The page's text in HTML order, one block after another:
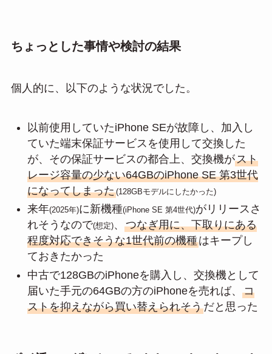
ちょっとした事情や検討の結果
個人的に、以下のような状況でした。
以前使用していたiPhone SEが故障し、加入し
ていた端末保証サービスを使用して交換した
が、その保証サービスの都合上、交換機がスト
レージ容量の少ない64GBのiPhone SE 第3世代
になってしまった(128GBモデルにしたかった)
来年(2025年)に新機種(iPhone SE 第4世代)がリリースさ
れそうなので(想定)、 つなぎ用に、下取りにある
程度対応できそうな1世代前の機種はキープし
ておきたかった
中古で128GBのiPhoneを購入し、交換機として
届いた手元の64GBの方のiPhoneを売れば、 コ
ストを抑えながら買い替えられそうだと思った